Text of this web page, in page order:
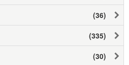
(36)
(335)
(30)